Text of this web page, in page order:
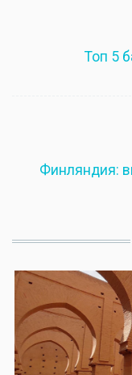
Топ 5
Финляндия: